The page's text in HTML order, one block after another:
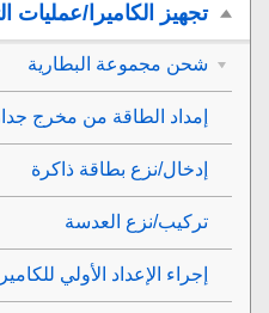
تجهيز الكاميرا/عمليات
شحن مجموعة البطارية
إمداد الطاقة من مخرج
إدخال/نزع بطاقة ذاكرة
تركيب/نزع العدسة
إجراء الإعداد الأولي للكاميرا